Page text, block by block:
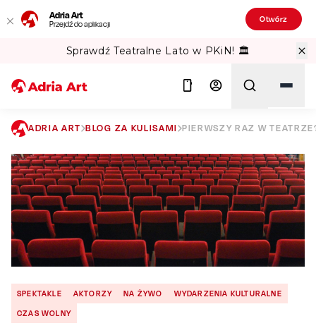
Adria Art
Przejdź do aplikacji Otwórz
Sprawdź Teatralne Lato w PKiN! 🏛️
Szukaj
ADRIA ART BLOG ZA KULISAMI PIERWSZY RAZ W
SPEKTAKLE AKTORZY NA ŻYWO
WYDARZENIA KULTURALNE
CZAS WOLNY